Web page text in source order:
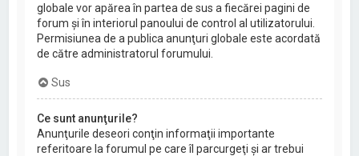
globale vor apărea în partea de sus a fiecărei pagini de
forum şi în interiorul panoului de control al utilizatorului.
Permisiunea de a publica anunţuri globale este acordată
de către administratorul forumului.
Sus
Ce sunt anunţurile?
Anunţurile deseori conţin informaţii importante
referitoare la forumul pe care îl parcurgeţi şi ar trebui